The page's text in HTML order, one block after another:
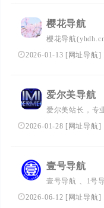
樱花导航
樱花导航
资源，涵盖工具
2026-01-13 [网址导航]
爱尔美导航
爱尔美站长，专
测、网站、软文
类目录，汇集
2026-01-28 [网址导航]
壹号导航
壹号导航 、1号
源网站、灵感创
站、SEO网站
2026-06-12 [网址导航]